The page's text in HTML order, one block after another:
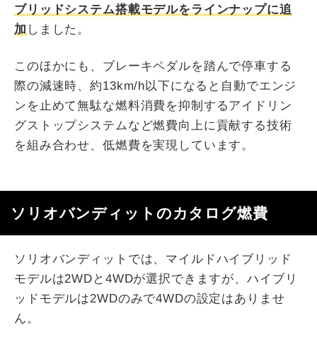
ブリッドシステム搭載モデルをラインナップに追
加 しました。
このほかにも、ブレーキペダルを踏んで停車する
際の減速時、約13km/h以下になると自動でエンジ
ンを止めて無駄な燃料消費を抑制するアイドリン
グストップシステムなど燃費向上に貢献する技術
を組み合わせ、低燃費を実現しています。
ソリオバンディットのカタログ燃費
ソリオバンディットでは、マイルドハイブリッド
モデルは2WDと4WDが選択できますが、ハイブリ
ッドモデルは2WDのみで4WDの設定はありませ
ん。